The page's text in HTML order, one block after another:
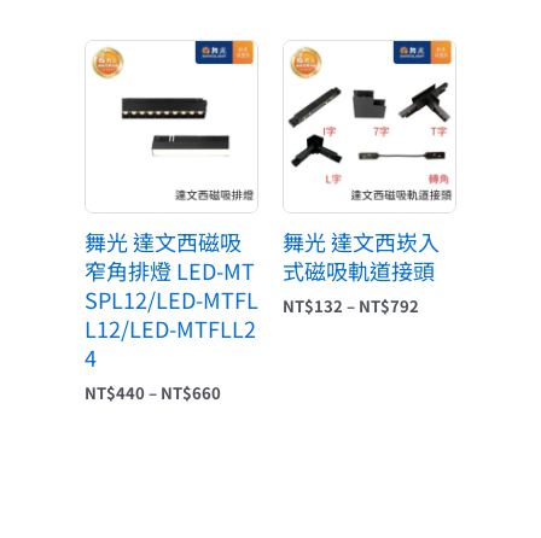
舞光 達文西磁吸
窄角排燈 LED-MT
SPL12/LED-MTFL
L12/LED-MTFLL2
4
NT$440– NT$660
價
格
NT$440
到
舞光 達文西崁入
式磁吸軌道接頭
NT$132 – NT$792
價
格
範
圍：
NT$132
到
NT$792